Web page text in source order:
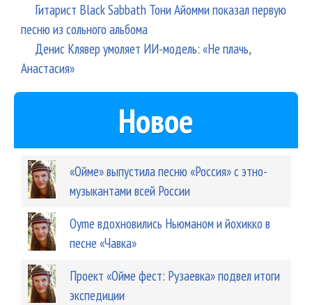
Гитарист Black Sabbath Тони Айомми показал первую
песню из сольного альбома
Денис Клявер умоляет ИИ-модель: «Не плачь,
Анастасия»
Новое
«Ойме» выпустила песню «Россия» с этно-
музыкантами всей России
Oyme вдохновились Ньюманом и йохикко в
песне «Чавка»
Проект «Ойме фест: Рузаевка» подвел итоги
экспедиции